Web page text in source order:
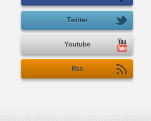
Twitter
Youtube
Rss